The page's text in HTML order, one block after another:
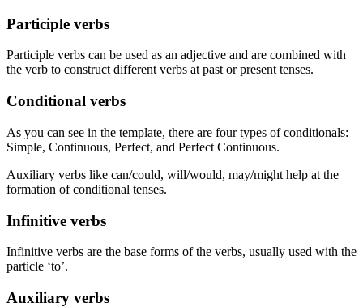
Participle verbs
Participle verbs can be used as an adjective and are combined with
the verb to construct different verbs at past or present tenses.
Conditional verbs
As you can see in the template, there are four types of conditionals:
Simple, Continuous, Perfect, and Perfect Continuous.
Auxiliary verbs like can/could, will/would, may/might help at the
formation of conditional tenses.
Infinitive verbs
Infinitive verbs are the base forms of the verbs, usually used with the
particle ‘to’.
Auxiliary verbs